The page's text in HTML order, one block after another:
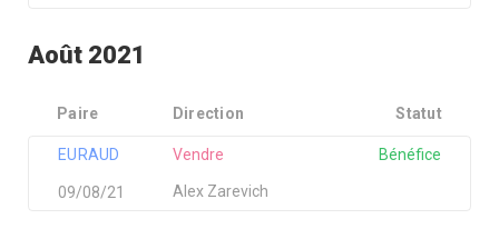
Août 2021
Paire Direction Statut
EURAUD
Alex Zarevich
Vendre
09/08/21
Bénéfice